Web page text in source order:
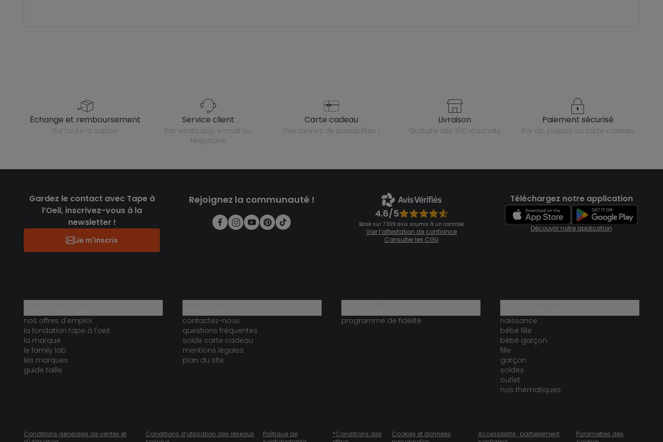
échange et remboursement
sur toute la saison
service client
par whatsapp, e-mail ou
téléphone
carte cadeau
des tonnes de possibilités !
livraison
gratuite dès 10€ d'achats
paiement sécurisé
par cb, paypal ou carte cadeau
Gardez le contact avec Tape à
l’Oeil, inscrivez-vous à la
newsletter !
Je m'inscris
Rejoignez la communauté !
4.6/5
Basé sur 7 339 avis soumis à un contrôle
Voir l’attestation de confiance
Consulter les CGU
Téléchargez notre application
Découvrir notre application
nos offres d'emploi
la fondation tape à l'oeil
la marque
le family lab
les marques
guide taille
contactez-nous
questions fréquentes
solde carte cadeau
mentions légales
plan du site
programme de fidélité
naissance
bébé fille
bébé garçon
fille
garçon
soldes
outlet
nos thématiques
Conditions générales de ventes et
Conditions d’utilisation des réseaux
Politique de
*Conditions des
Cookies et données
Accessibilité : partiellement
Paramètres des